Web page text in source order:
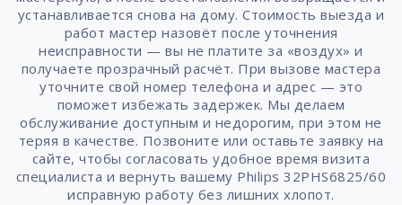
устанавливается снова на дому. Стоимость выезда и
работ мастер назовёт после уточнения
неисправности — вы не платите за «воздух» и
получаете прозрачный расчёт. При вызове мастера
уточните свой номер телефона и адрес — это
поможет избежать задержек. Мы делаем
обслуживание доступным и недорогим, при этом не
теряя в качестве. Позвоните или оставьте заявку на
сайте, чтобы согласовать удобное время визита
специалиста и вернуть вашему Philips 32PHS6825/60
исправную работу без лишних хлопот.